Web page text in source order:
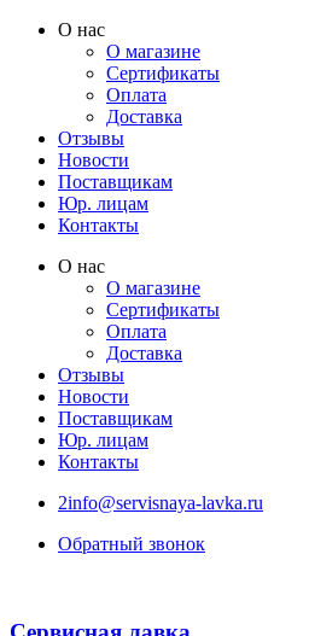
Перейти
содержимому
О нас
О магазине
Сертификаты
Оплата
Доставка
Отзывы
Новости
Поставщикам
Юр. лицам
Контакты
О нас
О магазине
Сертификаты
Оплата
Доставка
Отзывы
Новости
Поставщикам
Юр. лицам
Контакты
2info@servisnaya-lavka.ru
Обратный звонок